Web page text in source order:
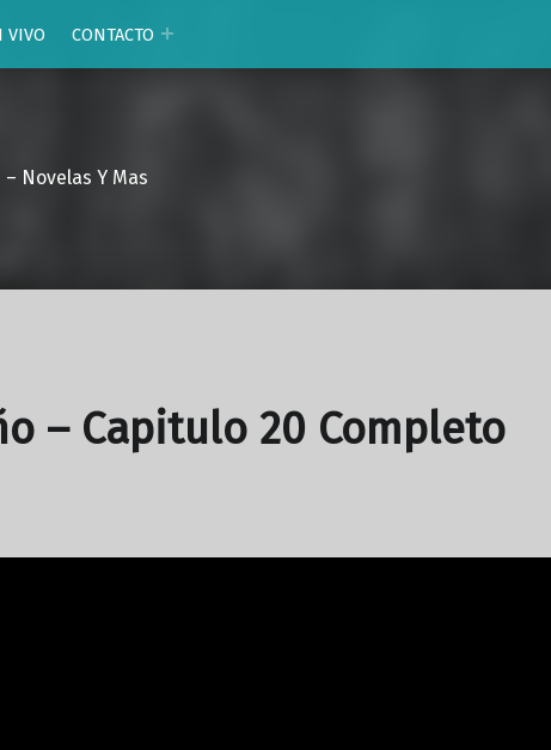
VIVO CONTACTO
– Novelas Y Mas
– Capitulo 20 Completo